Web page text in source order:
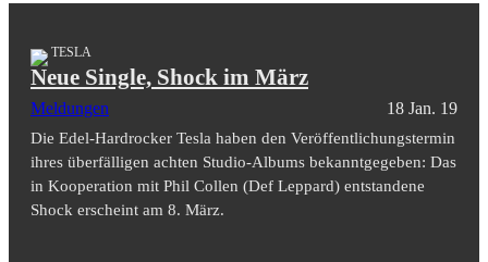
TESLA
Neue Single, Shock im März
Meldungen 18 Jan. 19
Die Edel-Hardrocker Tesla haben den Veröffentlichungstermin
ihres überfälligen achten Studio-Albums bekanntgegeben: Das
in Kooperation mit Phil Collen (Def Leppard) entstandene
Shock erscheint am 8. März.